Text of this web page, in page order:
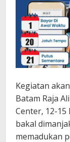
Kegiatan
Batam Raja
Center, 12-
bakal
memadukan